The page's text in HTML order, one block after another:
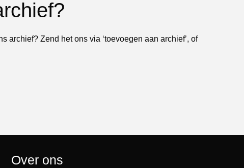
Zend het ons via ‘toevoegen aan archief’, of
Over ons